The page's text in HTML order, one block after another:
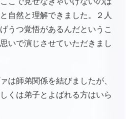
自然と理解できました。２人
うつ覚悟があるんだというこ
いで演じさせていただきまし
師弟関係を結びましたが、
くは弟子とよばれる方はいら